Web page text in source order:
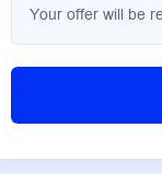
Your offer will be